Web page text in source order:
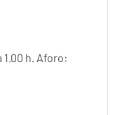
h. Aforo: